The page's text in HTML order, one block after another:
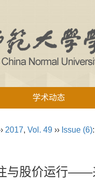
学术动态
2017, Vol. 49 ›› Issue (6)
与股价运行——